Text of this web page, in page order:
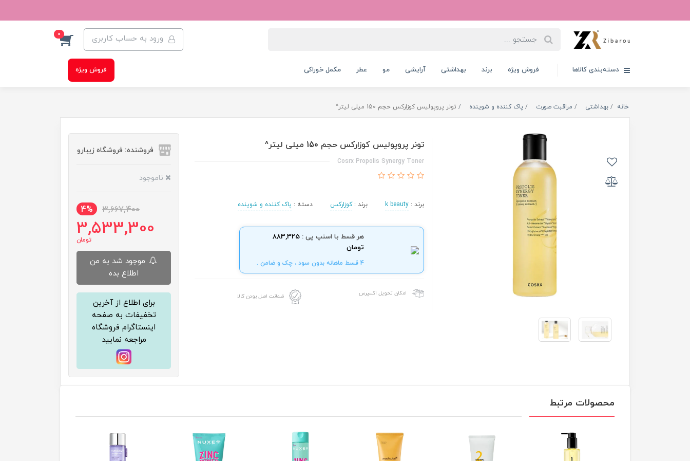
ورود به حساب کاربری 0
دسته‌بندی کالاها فروش ویژه برند بهداشتی آرایشی مو عطر مکمل خوراکی فروش ویژه
خانه بهداشتی مراقبت صورت پاک کننده و شوینده تونر پروپولیس کوزارکس حجم 150 میلی لیتر^
تونر پروپولیس کوزارکس حجم 150 میلی لیتر^
Cosrx Propolis Synergy Toner
برند :k beauty برند :کوزارکس دسته : پاک کننده و شوینده
هر قسط با اسنپ پی : 883,325
تومان
4 قسط ماهانه بدون سود ، چک و ضامن .
امکان تحویل اکسپرس ضمانت اصل بودن کالا
فروشنده: فروشگاه زیبارو
ناموجود
3,667,400
4%
3,533,300
تومان
موجود شد به من
اطلاع بده
برای اطلاع از آخرین
تخفیفات به صفحه
اینستاگرام فروشگاه
مراجعه نمایید
محصولات مرتبط